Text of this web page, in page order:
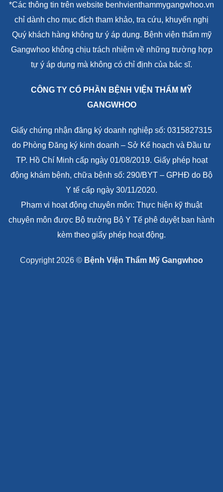
*Các thông tin trên website benhvienthammygangwhoo.vn
chỉ dành cho mục đích tham khảo, tra cứu, khuyến nghị
Quý khách hàng không tự ý áp dụng. Bệnh viện thẩm mỹ
Gangwhoo không chịu trách nhiệm về những trường hợp
tự ý áp dụng mà không có chỉ định của bác sĩ.
CÔNG TY CỔ PHẦN BỆNH VIỆN THẨM MỸ
GANGWHOO
Giấy chứng nhận đăng ký doanh nghiệp số: 0315827315
do Phòng Đăng ký kinh doanh – Sở Kế hoạch và Đầu tư
TP. Hồ Chí Minh cấp ngày 01/08/2019. Giấy phép hoạt
động khám bệnh, chữa bệnh số: 290/BYT – GPHĐ do Bộ
Y tế cấp ngày 30/11/2020.
Phạm vi hoạt động chuyên môn: Thực hiện kỹ thuật
chuyên môn được Bộ trưởng Bộ Y Tế phê duyệt ban hành
kèm theo giấy phép hoạt động.
Copyright 2026 © Bệnh Viện Thẩm Mỹ Gangwhoo